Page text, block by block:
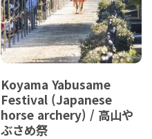
Koyama Yabusame
Festival (Japanese
horse archery) / 高山や
ぶさめ祭